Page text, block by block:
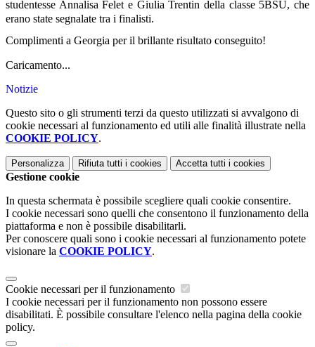
studentesse Annalisa Felete Giulia Trentindella classe 5BSU, che
erano state segnalate tra i finalisti.
Complimenti a Georgia per il brillante risultato conseguito!
Caricamento...
Notizie
Questo sito o gli strumenti terzi da questo utilizzati si avvalgono di
cookie necessari al funzionamento ed utili alle finalità illustrate nella
COOKIE POLICY.
Personalizza Rifiuta tutti i cookies Accetta tutti i cookies
Gestione cookie
In questa schermata è possibile scegliere quali cookie consentire.
I cookie necessari sono quelli che consentono il funzionamento della
piattaforma e non è possibile disabilitarli.
Per conoscere quali sono i cookie necessari al funzionamento potete
visionare la COOKIE POLICY.
Cookie necessari per il funzionamento
I cookie necessari per il funzionamento non possono essere
disabilitati. È possibile consultare l'elenco nella pagina della cookie
policy.